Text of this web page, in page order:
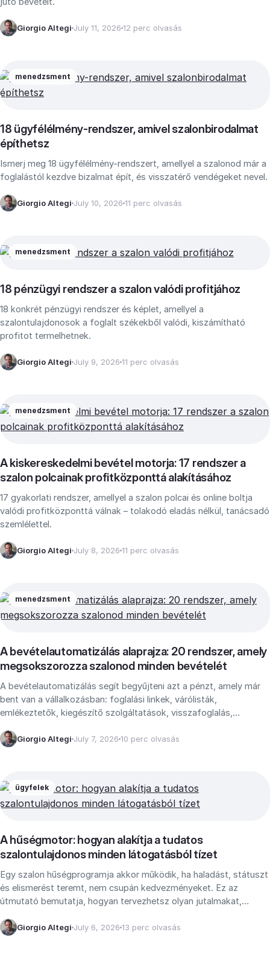
Giorgio Altegi July 11, 2026 12 perc olvasás
menedzsment
18 ügyfélélmény-rendszer, amivel szalonbirodalmat
építhetsz
Ismerj meg 18 ügyfélélmény-rendszert, amellyel a szalonod már a
foglalástól kezdve bizalmat épít, és visszatérő vendégeket nevel.
Giorgio Altegi July 10, 2026 11 perc olvasás
menedzsment
18 pénzügyi rendszer a szalon valódi profitjához
18 konkrét pénzügyi rendszer és képlet, amellyel a
szalontulajdonosok a foglalt székekből valódi, kiszámítható
profitot termelhetnek.
Giorgio Altegi July 9, 2026 11 perc olvasás
menedzsment
A kiskereskedelmi bevétel motorja: 17 rendszer a
szalon polcainak profitközponttá alakításához
17 gyakorlati rendszer, amellyel a szalon polcai és online boltja
valódi profitközponttá válnak – tolakodó eladás nélkül, tanácsadó
szemlélettel.
Giorgio Altegi July 8, 2026 11 perc olvasás
menedzsment
A bevételautomatizálás alaprajza: 20 rendszer, amely
megsokszorozza szalonod minden bevételét
A bevételautomatizálás segít begyűjteni azt a pénzt, amely már
bent van a vállalkozásban: foglalási linkek, várólisták,
emlékeztetők, kiegészítő szolgáltatások, visszafoglalás,
a szivárgást.
Giorgio Altegi July 7, 2026 10 perc olvasás
ügyfelek
A hűségmotor: hogyan alakítja a tudatos
szalontulajdonos minden látogatásból tízet
Egy szalon hűségprogramja akkor működik, ha haladást, státuszt
és elismerést teremt, nem csupán kedvezményeket. Ez az
útmutató bemutatja, hogyan tervezhetsz olyan jutalmakat,
Giorgio Altegi July 6, 2026 13 perc olvasás